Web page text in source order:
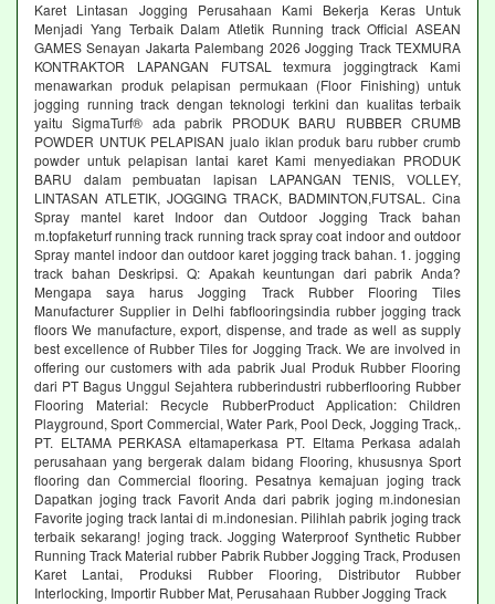
Karet Lintasan Jogging Perusahaan Kami Bekerja Keras Untuk
Menjadi Yang Terbaik Dalam Atletik Running track Official ASEAN
GAMES Senayan Jakarta Palembang 2026 Jogging Track TEXMURA
KONTRAKTOR LAPANGAN FUTSAL texmura joggingtrack Kami
menawarkan produk pelapisan permukaan (Floor Finishing) untuk
jogging running track dengan teknologi terkini dan kualitas terbaik
yaitu SigmaTurf® ada pabrik PRODUK BARU RUBBER CRUMB
POWDER UNTUK PELAPISAN jualo iklan produk baru rubber crumb
powder untuk pelapisan lantai karet Kami menyediakan PRODUK
BARU dalam pembuatan lapisan LAPANGAN TENIS, VOLLEY,
LINTASAN ATLETIK, JOGGING TRACK, BADMINTON,FUTSAL. Cina
Spray mantel karet Indoor dan Outdoor Jogging Track bahan
m.topfaketurf running track running track spray coat indoor and outdoor
Spray mantel indoor dan outdoor karet jogging track bahan. 1. jogging
track bahan Deskripsi. Q: Apakah keuntungan dari pabrik Anda?
Mengapa saya harus Jogging Track Rubber Flooring Tiles
Manufacturer Supplier in Delhi fabflooringsindia rubber jogging track
floors We manufacture, export, dispense, and trade as well as supply
best excellence of Rubber Tiles for Jogging Track. We are involved in
offering our customers with ada pabrik Jual Produk Rubber Flooring
dari PT Bagus Unggul Sejahtera rubberindustri rubberflooring Rubber
Flooring Material: Recycle RubberProduct Application: Children
Playground, Sport Commercial, Water Park, Pool Deck, Jogging Track,.
PT. ELTAMA PERKASA eltamaperkasa PT. Eltama Perkasa adalah
perusahaan yang bergerak dalam bidang Flooring, khususnya Sport
flooring dan Commercial flooring. Pesatnya kemajuan joging track
Dapatkan joging track Favorit Anda dari pabrik joging m.indonesian
Favorite joging track lantai di m.indonesian. Pilihlah pabrik joging track
terbaik sekarang! joging track. Jogging Waterproof Synthetic Rubber
Running Track Material rubber Pabrik Rubber Jogging Track, Produsen
Karet Lantai, Produksi Rubber Flooring, Distributor Rubber
Interlocking, Importir Rubber Mat, Perusahaan Rubber Jogging Track